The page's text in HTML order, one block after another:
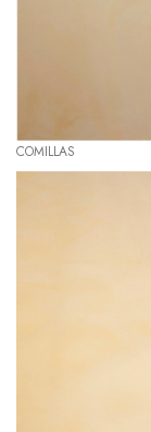
COMILLAS